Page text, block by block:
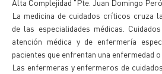
Alta Complejidad "Pte. Juan Domingo
La medicina de cuidados críticos cruza
de las especialidades médicas.
atención médica y de enfermería
pacientes que enfrentan una enfermedad
Las enfermeras y enfermeros de